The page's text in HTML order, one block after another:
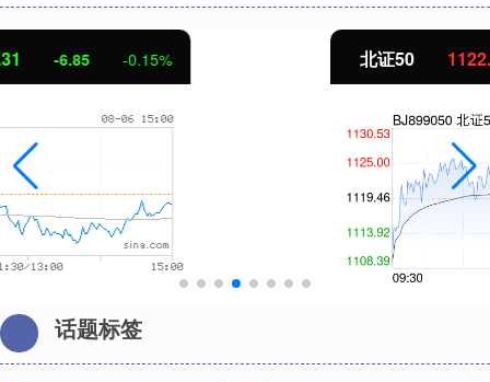
北证50 0.30%
话题标签